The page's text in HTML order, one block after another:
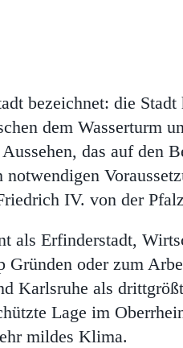
bezeichnet: die
dem Wasserturm
das auf den
IV. von der
als Erfinderstadt,
Gründen oder zum
Karlsruhe als
Lage im
mildes Klima.